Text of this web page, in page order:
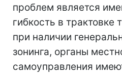
проблем является
гибкость в
при наличии
зонинга, органы
самоуправления